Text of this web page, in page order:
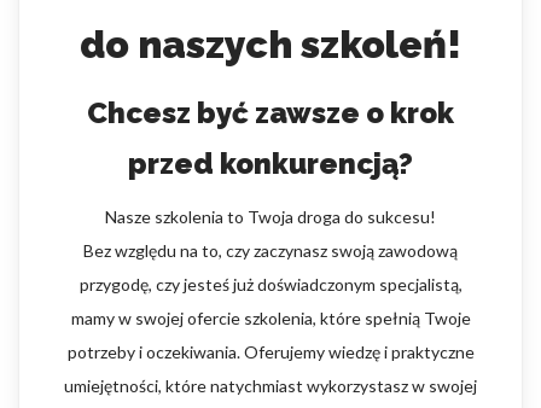
do naszych szkoleń!
Chcesz być zawsze o krok
przed konkurencją?
Nasze szkolenia to Twoja droga do sukcesu!
Bez względu na to, czy zaczynasz swoją zawodową
przygodę, czy jesteś już doświadczonym specjalistą,
mamy w swojej ofercie szkolenia, które spełnią Twoje
potrzeby i oczekiwania. Oferujemy wiedzę i praktyczne
umiejętności, które natychmiast wykorzystasz w swojej